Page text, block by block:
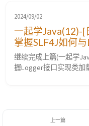
实现类，而Log4...
2024/09/02
一起学Java(12)-[
掌握SLF4J如何
继续完成上篇(一起学
握Logger接口实现类加